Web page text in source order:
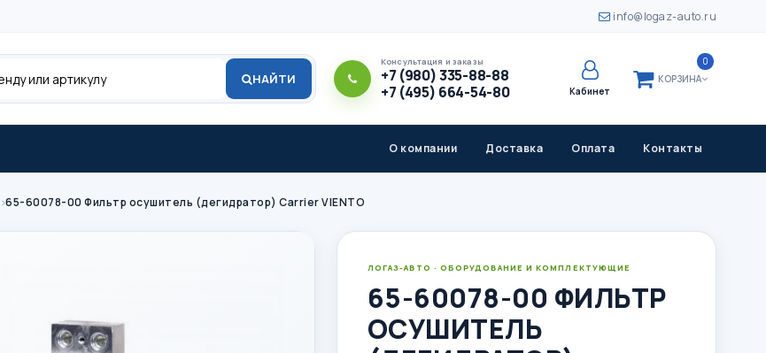
info@logaz-auto.ru
НАЙТИ
Консультация и заказы
+7 (980) 335-88-88
+7 (495) 664-54-80
Кабинет
КОРЗИНА
0
О компании Доставка Оплата Контакты
65-60078-00 Фильтр осушитель (дегидратор) Carrier VIENTO
ЛОГАЗ-АВТО · ОБОРУДОВАНИЕ И КОМПЛЕКТУЮЩИЕ
65-60078-00 ФИЛЬТР
ОСУШИТЕЛЬ